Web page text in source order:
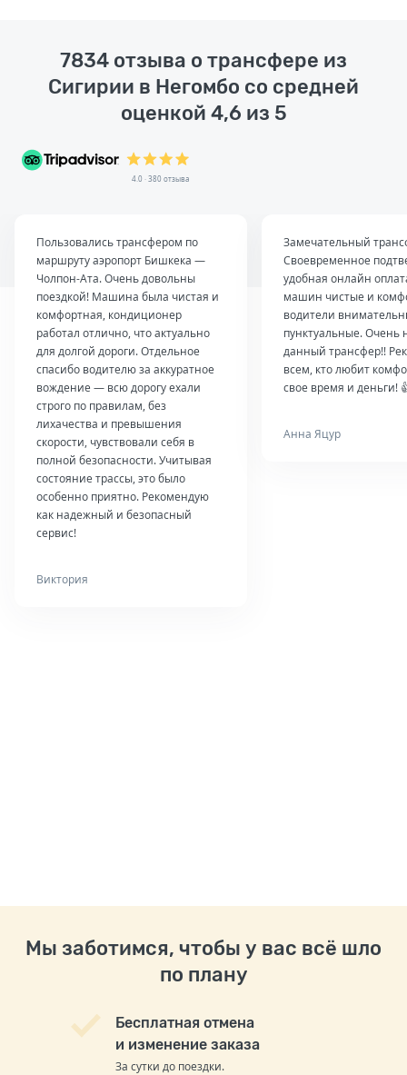
7834 отзыва о трансфере из
Сигирии в Негомбо со средней
оценкой 4,6 из 5
4.0 · 380 отзыва
Пользовались трансфером по
маршруту аэропорт Бишкека —
Чолпон-Ата. Очень довольны
поездкой! Машина была чистая и
комфортная, кондиционер
работал отлично, что актуально
для долгой дороги. Отдельное
спасибо водителю за аккуратное
вождение — всю дорогу ехали
строго по правилам, без
лихачества и превышения
скорости, чувствовали себя в
полной безопасности. Учитывая
состояние трассы, это было
особенно приятно. Рекомендую
как надежный и безопасный
сервис!
Виктория
Замечательный
Своевременное
удобная онлайн
машин чистые и
водители
пунктуальные. Очень
данный трансфер!!
всем, кто любит
свое время и деньги!
Анна Яцур
Мы заботимся, чтобы у вас всё шло
по плану
Бесплатная отмена
и изменение заказа
За сутки до поездки.